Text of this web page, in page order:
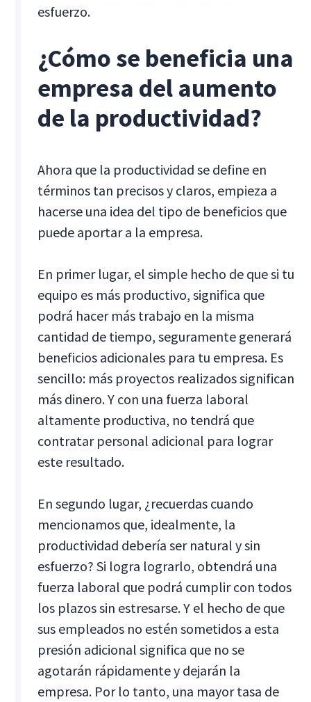
esfuerzo.
¿Cómo se beneficia una
empresa del aumento
de la productividad?
Ahora que la productividad se define en
términos tan precisos y claros, empieza a
hacerse una idea del tipo de beneficios que
puede aportar a la empresa.
En primer lugar, el simple hecho de que si tu
equipo es más productivo, significa que
podrá hacer más trabajo en la misma
cantidad de tiempo, seguramente generará
beneficios adicionales para tu empresa. Es
sencillo: más proyectos realizados significan
más dinero. Y con una fuerza laboral
altamente productiva, no tendrá que
contratar personal adicional para lograr
este resultado.
En segundo lugar, ¿recuerdas cuando
mencionamos que, idealmente, la
productividad debería ser natural y sin
esfuerzo? Si logra lograrlo, obtendrá una
fuerza laboral que podrá cumplir con todos
los plazos sin estresarse. Y el hecho de que
sus empleados no estén sometidos a esta
presión adicional significa que no se
agotarán rápidamente y dejarán la
empresa. Por lo tanto, una mayor tasa de